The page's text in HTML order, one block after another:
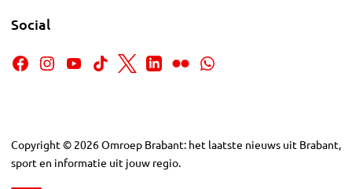
Social
Copyright © 2026Omroep Brabant: het laatste nieuws uit Brabant,
sport en informatie uit jouw regio.